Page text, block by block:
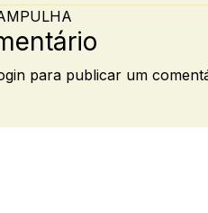
para publicar um